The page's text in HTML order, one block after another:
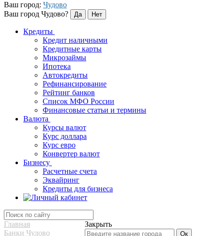
Ваш город: Чудово
Ваш город Чудово?
Кредиты
Кредит наличными
Кредитные карты
Микрозаймы
Ипотека
Автокредиты
Рефинансирование
Рейтинг банков
Список МФО России
Финансовые статьи и термины
Валюта
Курсы валют
Курс доллара
Курс евро
Конвертер валют
Бизнесу
Расчетные счета
Эквайринг
Кредиты для бизнеса
Закрыть
Главная
Банки Чудово